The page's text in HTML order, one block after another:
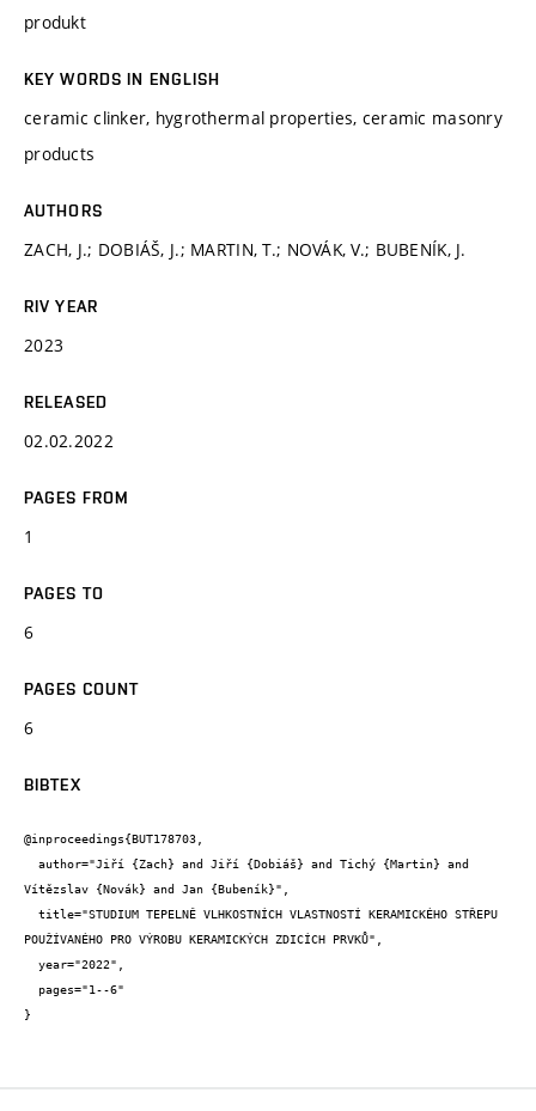
produkt
KEY WORDS IN ENGLISH
ceramic clinker, hygrothermal properties, ceramic masonry
products
AUTHORS
ZACH, J.; DOBIÁŠ, J.; MARTIN, T.; NOVÁK, V.; BUBENÍK, J.
RIV YEAR
2023
RELEASED
02.02.2022
PAGES FROM
1
PAGES TO
6
PAGES COUNT
6
BIBTEX
@inproceedings{BUT178703,
Vítězslav {Novák} and Jan {Bubeník}",
POUŽÍVANÉHO PRO VÝROBU KERAMICKÝCH ZDICÍCH PRVKŮ",
}